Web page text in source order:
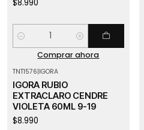
$8.990
Cantidad
Comprar ahora
TNT1576|IGORA
IGORA RUBIO
EXTRACLARO CENDRE
VIOLETA 60ML 9-19
$8.990